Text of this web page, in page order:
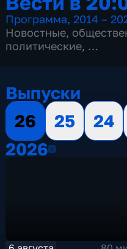
Программа,2014 –
Новостные,
политические,
Выпуски
26
25 24
20262026